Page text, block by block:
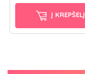
Į KREPŠELĮ